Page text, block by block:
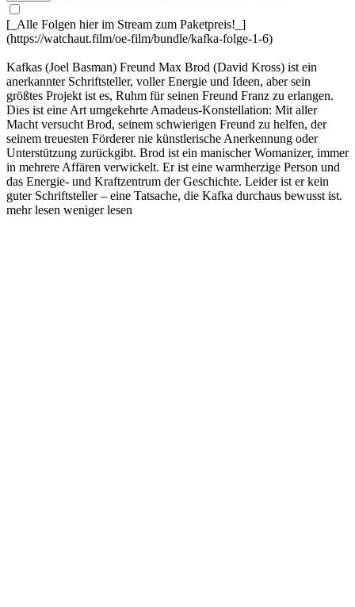
[_Alle Folgen hier im Stream zum Paketpreis!_]
(https://watchaut.film/oe-film/bundle/kafka-folge-1-6)
Kafkas (Joel Basman) Freund Max Brod (David Kross) ist ein
anerkannter Schriftsteller, voller Energie und Ideen, aber sein
größtes Projekt ist es, Ruhm für seinen Freund Franz zu erlangen.
Dies ist eine Art umgekehrte Amadeus-Konstellation: Mit aller
Macht versucht Brod, seinem schwierigen Freund zu helfen, der
seinem treuesten Förderer nie künstlerische Anerkennung oder
Unterstützung zurückgibt. Brod ist ein manischer Womanizer, immer
in mehrere Affären verwickelt. Er ist eine warmherzige Person und
das Energie- und Kraftzentrum der Geschichte. Leider ist er kein
guter Schriftsteller – eine Tatsache, die Kafka durchaus bewusst ist.
mehr lesen weniger lesen